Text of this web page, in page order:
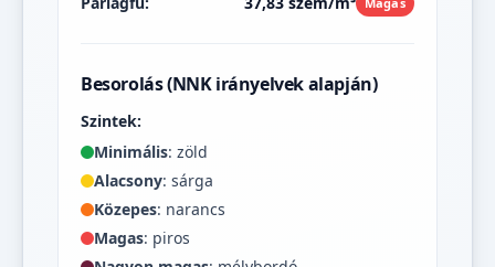
Besorolás (NNK irányelvek alapján)
Szintek:
Minimális: zöld
Alacsony: sárga
Közepes: narancs
Magas: piros